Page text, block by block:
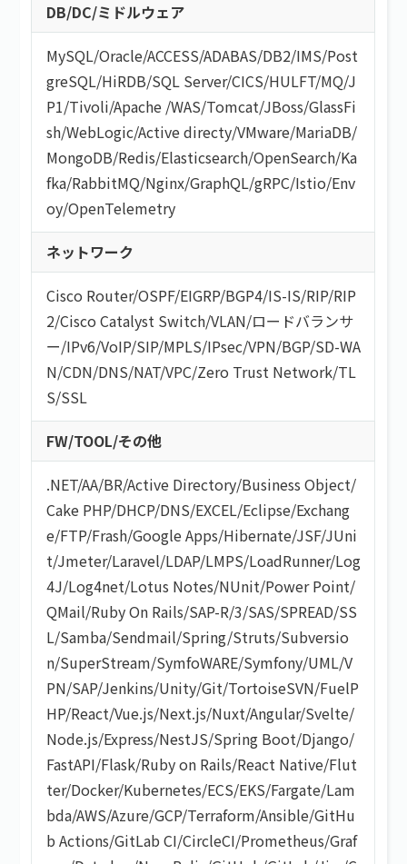
DB/DC/ミドルウェア
MySQL/Oracle/ACCESS/ADABAS/DB2/IMS/Post
greSQL/HiRDB/SQL Server/CICS/HULFT/MQ/J
P1/Tivoli/Apache /WAS/Tomcat/JBoss/GlassFi
sh/WebLogic/Active directy/VMware/MariaDB/
MongoDB/Redis/Elasticsearch/OpenSearch/Ka
fka/RabbitMQ/Nginx/GraphQL/gRPC/Istio/Env
oy/OpenTelemetry
ネットワーク
Cisco Router/OSPF/EIGRP/BGP4/IS-IS/RIP/RIP
2/Cisco Catalyst Switch/VLAN/ロードバランサ
ー/IPv6/VoIP/SIP/MPLS/IPsec/VPN/BGP/SD-WA
N/CDN/DNS/NAT/VPC/Zero Trust Network/TL
S/SSL
FW/TOOL/その他
.NET/AA/BR/Active Directory/Business Object/
Cake PHP/DHCP/DNS/EXCEL/Eclipse/Exchang
e/FTP/Frash/Google Apps/Hibernate/JSF/JUni
t/Jmeter/Laravel/LDAP/LMPS/LoadRunner/Log
4J/Log4net/Lotus Notes/NUnit/Power Point/
QMail/Ruby On Rails/SAP-R/3/SAS/SPREAD/SS
L/Samba/Sendmail/Spring/Struts/Subversio
n/SuperStream/SymfoWARE/Symfony/UML/V
PN/SAP/Jenkins/Unity/Git/TortoiseSVN/FuelP
HP/React/Vue.js/Next.js/Nuxt/Angular/Svelte/
Node.js/Express/NestJS/Spring Boot/Django/
FastAPI/Flask/Ruby on Rails/React Native/Flut
ter/Docker/Kubernetes/ECS/EKS/Fargate/Lam
bda/AWS/Azure/GCP/Terraform/Ansible/GitHu
b Actions/GitLab CI/CircleCI/Prometheus/Graf